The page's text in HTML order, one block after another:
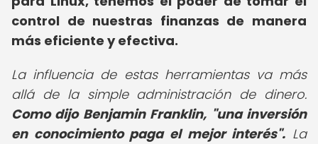
control de nuestras finanzas de manera
más eficiente y efectiva.
La influencia de estas herramientas va más
allá de la simple administración de dinero.
Como dijo Benjamin Franklin, "una inversión
en conocimiento paga el mejor interés". La